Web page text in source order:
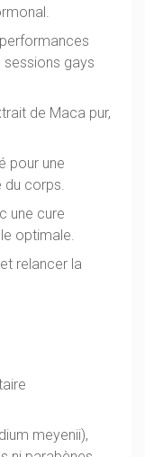
sessions gays
de Maca pur,
pour une
du corps.
une cure
optimale.
relancer la
meyenii),